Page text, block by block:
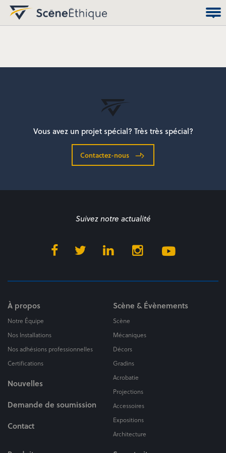
Vous avez un projet spécial? Très très spécial?
Contactez-nous
Suivez notre actualité
À propos
Notre Équipe
Nos Installations
Nos adhésions professionnelles
Certifications
Nouvelles
Demande de soumission
Contact
Scène & Évènements
Scène
Mécaniques
Décors
Gradins
Acrobatie
Projections
Accessoires
Expositions
Architecture